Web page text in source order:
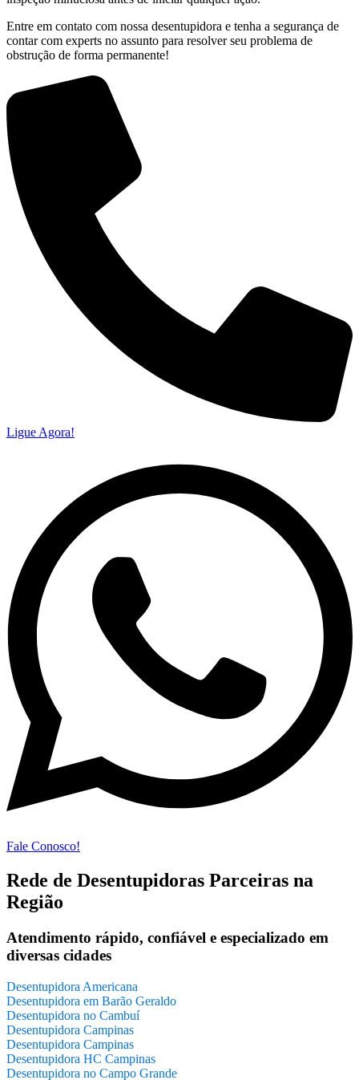
Entre em contato com nossa desentupidora e tenha a segurança de
contar com experts no assunto para resolver seu problema de
obstrução de forma permanente!
Ligue Agora!
Fale Conosco!
Rede de Desentupidoras Parceiras na
Região
Atendimento rápido, confiável e especializado em
diversas cidades
Desentupidora Americana
Desentupidora em Barão Geraldo
Desentupidora no Cambuí
Desentupidora Campinas
Desentupidora Campinas
Desentupidora HC Campinas
Desentupidora no Campo Grande